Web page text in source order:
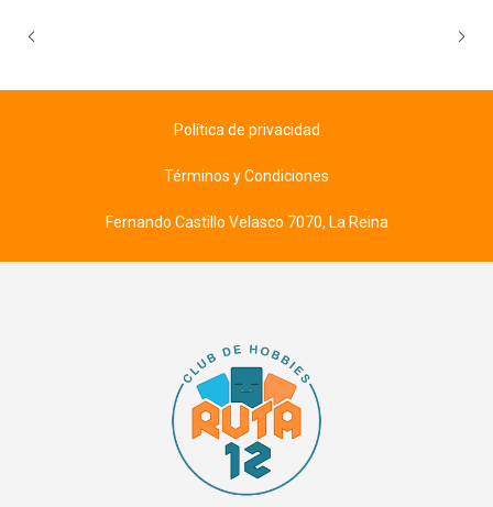
Política de privacidad
Términos y Condiciones
Fernando Castillo Velasco 7070, La Reina